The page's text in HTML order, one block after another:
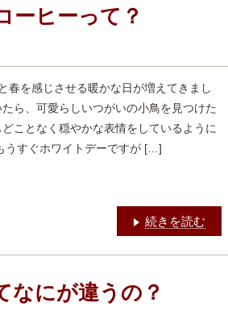
ーヒーって？
春を感じさせる暖かな日が増えてきまし
ら、可愛らしいつがいの小鳥を見つけた
ことなく穏やかな表情をしているように
うすぐホワイトデーですが […]
続きを読む
なにが違うの？